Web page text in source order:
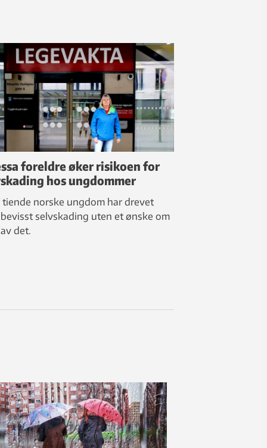
foreldre øker risikoen for
hos ungdommer
tiende norske ungdom har drevet
selvskading uten et ønske om
det.